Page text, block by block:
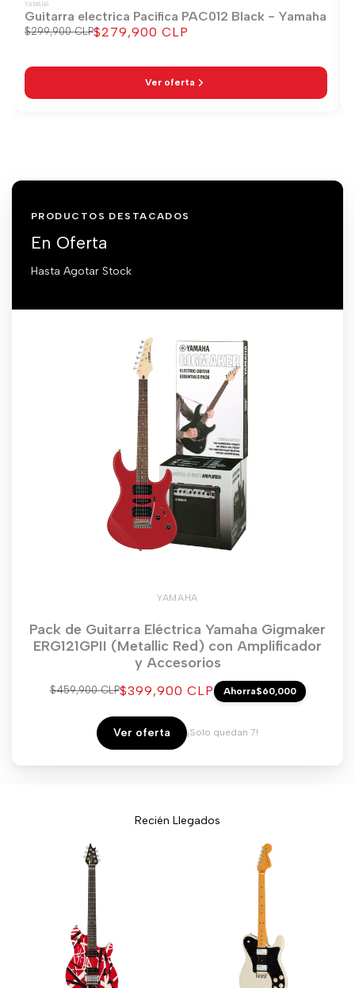
YAMAHA
Guitarra electrica Pacifica PAC012 Black - Yamaha
Precio
$299,900 CLPPrecio
$279,900 CLP
Ver oferta
PRODUCTOS DESTACADOS
En Oferta
Hasta Agotar Stock
YAMAHA
Pack de Guitarra Eléctrica Yamaha Gigmaker
ERG121GPII (Metallic Red) con Amplificador
y Accesorios
Precio
$459,900 CLPPrecio
venta
$399,900 CLP Ahorra$60,000
Ver oferta ¡Solo quedan 7!
Recién Llegados